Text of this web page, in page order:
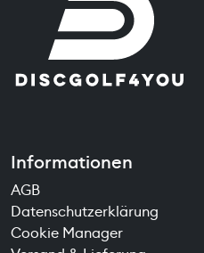
Informationen
AGB
Datenschutzerklärung
Cookie Manager